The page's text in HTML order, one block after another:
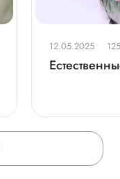
12.05.2025